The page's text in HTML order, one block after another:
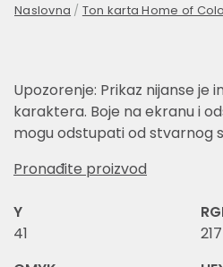
Naslovna / Ton karta Home of
Upozorenje: Prikaz nijanse je
karaktera. Boje na ekranu i
mogu odstupati od stvarnog
Pronađite proizvod
Y
41